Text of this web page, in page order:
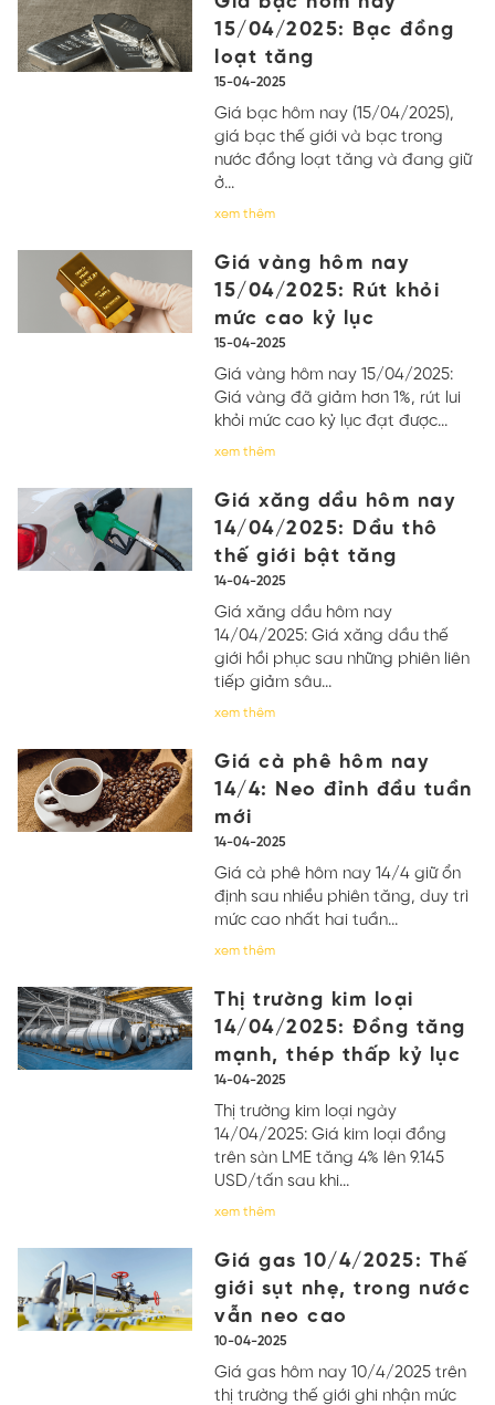
15/04/2025: Bạc đồng
loạt tăng
15-04-2025
Giá bạc hôm nay (15/04/2025),
giá bạc thế giới và bạc trong
nước đồng loạt tăng và đang giữ
ở...
xem thêm
Giá vàng hôm nay
15/04/2025: Rút khỏi
mức cao kỷ lục
15-04-2025
Giá vàng hôm nay 15/04/2025:
Giá vàng đã giảm hơn 1%, rút lui
khỏi mức cao kỷ lục đạt được...
xem thêm
Giá xăng dầu hôm nay
14/04/2025: Dầu thô
thế giới bật tăng
14-04-2025
Giá xăng dầu hôm nay
14/04/2025: Giá xăng dầu thế
giới hồi phục sau những phiên liên
tiếp giảm sâu...
xem thêm
Giá cà phê hôm nay
14/4: Neo đỉnh đầu tuần
mới
14-04-2025
Giá cà phê hôm nay 14/4 giữ ổn
định sau nhiều phiên tăng, duy trì
mức cao nhất hai tuần...
xem thêm
Thị trường kim loại
14/04/2025: Đồng tăng
mạnh, thép thấp kỷ lục
14-04-2025
Thị trường kim loại ngày
14/04/2025: Giá kim loại đồng
trên sàn LME tăng 4% lên 9.145
USD/tấn sau khi...
xem thêm
Giá gas 10/4/2025: Thế
giới sụt nhẹ, trong nước
vẫn neo cao
10-04-2025
Giá gas hôm nay 10/4/2025 trên
thị trường thế giới ghi nhận mức